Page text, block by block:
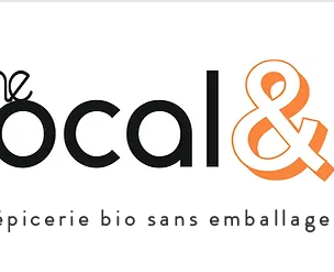
bio sans